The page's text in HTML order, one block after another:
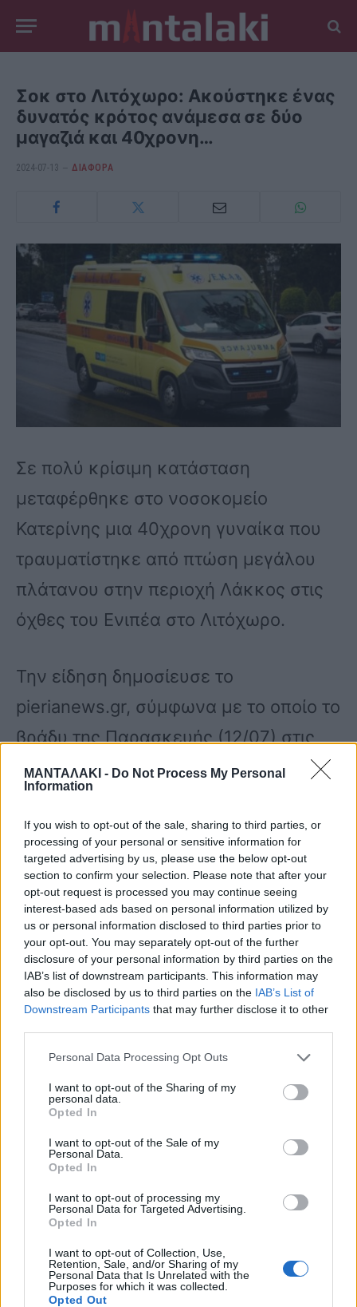
ΜΑΝΤΑΛΑΚΙ - Do Not Process My Personal
Information
If you wish to opt-out of the sale, sharing to third parties, or
processing of your personal or sensitive information for
targeted advertising by us, please use the below opt-out
section to confirm your selection. Please note that after your
opt-out request is processed you may continue seeing
interest-based ads based on personal information utilized by
us or personal information disclosed to third parties prior to
your opt-out. You may separately opt-out of the further
disclosure of your personal information by third parties on the
IAB’s list of downstream participants. This information may
also be disclosed by us to third parties on the IAB’s List of
Downstream Participants that may further disclose it to other
Personal Data Processing Opt Outs
I want to opt-out of the Sharing of my
personal data.
Opted In
I want to opt-out of the Sale of my
Personal Data.
Opted In
I want to opt-out of processing my
Personal Data for Targeted Advertising.
Opted In
I want to opt-out of Collection, Use,
Retention, Sale, and/or Sharing of my
Personal Data that Is Unrelated with the
Purposes for which it was collected.
Opted Out
Σοκ στο Λιτόχωρο: Ακούστηκε ένας
δυνατός κρότος ανάμεσα σε δύο
μαγαζιά και 40χρονη…
2024-07-13 ΔΙΆΦΟΡΑ
Σε πολύ κρίσιμη κατάσταση
μεταφέρθηκε στο νοσοκομείο
Κατερίνης μια 40χρονη γυναίκα που
τραυματίστηκε από πτώση μεγάλου
πλάτανου στην περιοχή Λάκκος στις
όχθες του Ενιπέα στο Λιτόχωρο.
Την είδηση δημοσίευσε το
pierianews.gr, σύμφωνα με το οποίο το
βράδυ της Παρασκευής (12/07) στις
22:00 ένας ογκώδης πλάτανος έπεσε
Σοβαρός τραυματισμός από τον
πλάτανο
Κατά τις ίδιες πηγές ακούστηκε ένας
ισχυρός κρότος και πυκνό σύννεφο
σκόνης κάλυψε το σημείο.
Η αστυνομία και το ΕΚΑΒ έσπευσαν
στο σημείο, όπου εντόπισαν μια πολύ
σοβαρά τραυματισμένη 40χρονη.
ΤΕΛΕΥΤΑΙΕΣ ΕΙΔΗΣΕΙΣ
Συντάξεις Ιουνίου 2026: Τι θα ισχύσει; Πότε θα
γίνουν οι πληρωμές;